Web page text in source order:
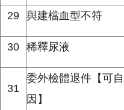
29 與建檔血型不符
30 稀釋尿液
31
委外檢體退件【可
因】